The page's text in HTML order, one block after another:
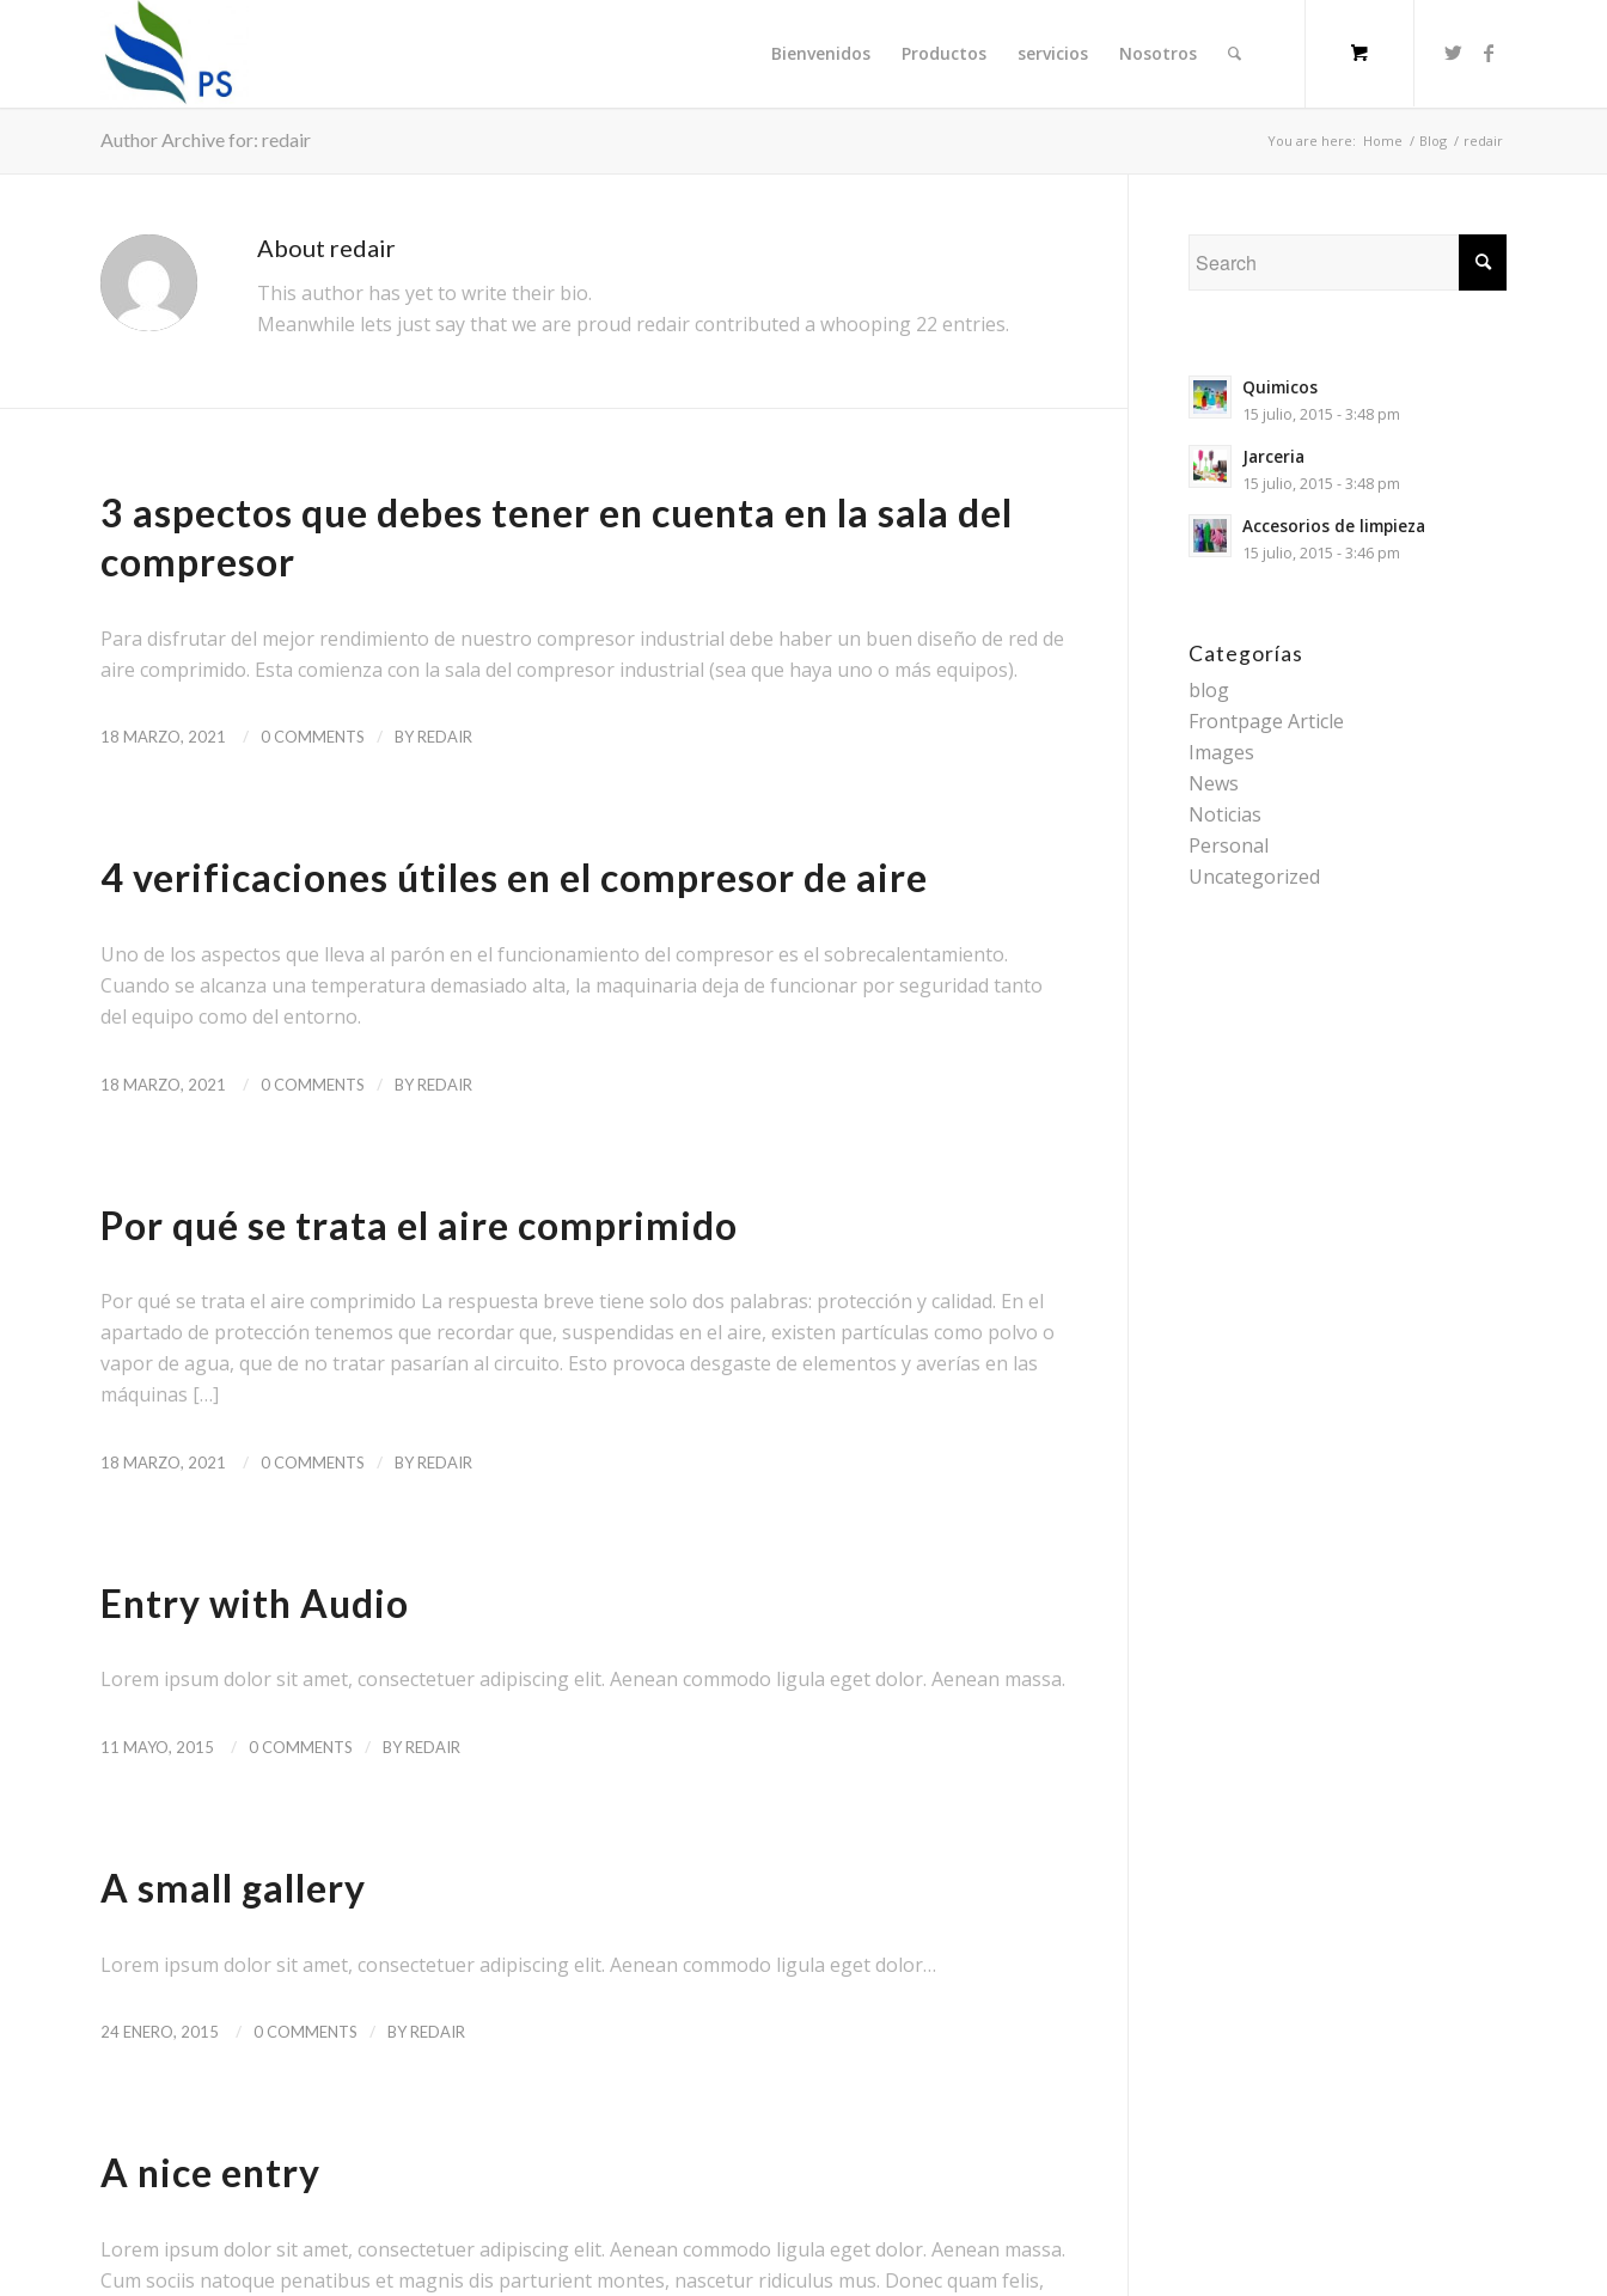
Bienvenidos Productos servicios Nosotros
Author Archive for: redair You are here: Home / Blog / redair
About redair
This author has yet to write their bio.
Meanwhile lets just say that we are proud redaircontributed a whooping 22 entries.
3 aspectos que debes tener en cuenta en la sala del
compresor
Para disfrutar del mejor rendimiento de nuestro compresor industrial debe haber un buen diseño de red de
aire comprimido. Esta comienza con la sala del compresor industrial (sea que haya uno o más equipos).
18 MARZO, 2021 / 0 COMMENTS / BY REDAIR
4 verificaciones útiles en el compresor de aire
Uno de los aspectos que lleva al parón en el funcionamiento del compresor es el sobrecalentamiento.
Cuando se alcanza una temperatura demasiado alta, la maquinaria deja de funcionar por seguridad tanto
del equipo como del entorno.
18 MARZO, 2021 / 0 COMMENTS / BY REDAIR
Por qué se trata el aire comprimido
Por qué se trata el aire comprimido La respuesta breve tiene solo dos palabras: protección y calidad. En el
apartado de protección tenemos que recordar que, suspendidas en el aire, existen partículas como polvo o
vapor de agua, que de no tratar pasarían al circuito. Esto provoca desgaste de elementos y averías en las
máquinas […]
18 MARZO, 2021 / 0 COMMENTS / BY REDAIR
Entry with Audio
Lorem ipsum dolor sit amet, consectetuer adipiscing elit. Aenean commodo ligula eget dolor. Aenean massa.
11 MAYO, 2015 / 0 COMMENTS / BY REDAIR
A small gallery
Lorem ipsum dolor sit amet, consectetuer adipiscing elit. Aenean commodo ligula eget dolor…
24 ENERO, 2015 / 0 COMMENTS / BY REDAIR
A nice entry
Lorem ipsum dolor sit amet, consectetuer adipiscing elit. Aenean commodo ligula eget dolor. Aenean massa.
Cum sociis natoque penatibus et magnis dis parturient montes, nascetur ridiculus mus. Donec quam felis,
Quimicos
15 julio, 2015 - 3:48 pm
Jarceria
15 julio, 2015 - 3:48 pm
Accesorios de limpieza
15 julio, 2015 - 3:46 pm
Categorías
blog
Frontpage Article
Images
News
Noticias
Personal
Uncategorized